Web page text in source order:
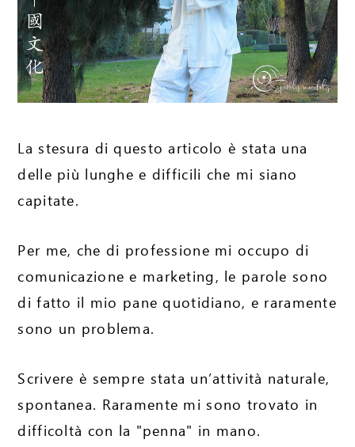
La stesura di questo articolo è stata una
delle più lunghe e difficili che mi siano
capitate.
Per me, che di professione mi occupo di
comunicazione e marketing, le parole sono
di fatto il mio pane quotidiano, e raramente
sono un problema.
Scrivere è sempre stata un’attività naturale,
spontanea. Raramente mi sono trovato in
difficoltà con la "penna" in mano.